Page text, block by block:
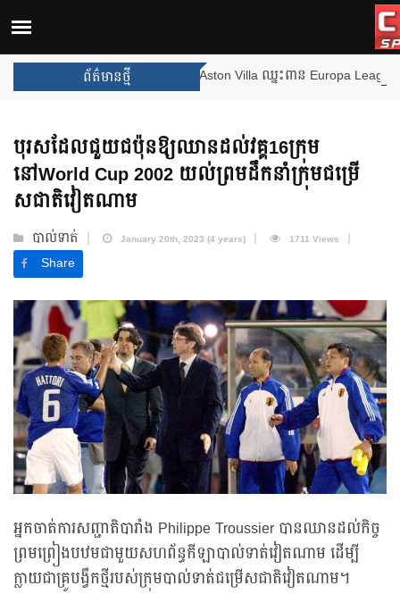
ព័ត៌មានថ្មី
ឈ្នះពានរង្វាន់បន្ថែមទៀត បន្ទាប់ពី Aston Villa ឈ្នះពាន Europa League
បុរសដែលជួយជប៉ុនឱ្យឈានដល់វគ្គ16ក្រុម
នៅWorld Cup 2002 យល់ព្រមដឹកនាំក្រុមជម្រើ
សជាតិវៀតណាម
បាល់ទាត់ January 20th, 2023 (4 years) 1711 Views
Share
អ្នកចាត់ការសញ្ជាតិបារាំង Philippe Troussier បានឈានដល់កិច្ច
ព្រមព្រៀងបឋមជាមួយសហព័ន្ធកីឡាបាល់ទាត់វៀតណាម ដើម្បី
ក្លាយជាគ្រូបង្វឹកថ្មីរបស់ក្រុមបាល់ទាត់ជម្រើសជាតិវៀតណាម។